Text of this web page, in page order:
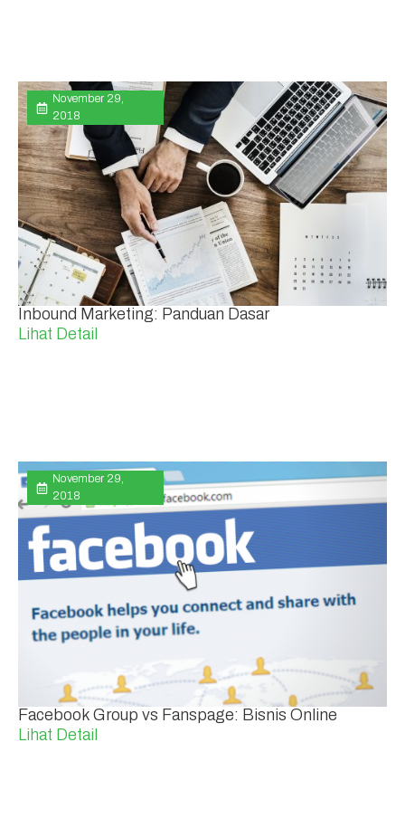
November 29,
2018
Inbound Marketing: Panduan Dasar
Lihat Detail
November 29,
2018
Facebook Group vs Fanspage: Bisnis Online
Lihat Detail